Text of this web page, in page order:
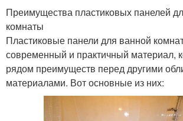
Преимущества пластиковых панелей
комнаты
Пластиковые панели для ванной
современный и практичный материал,
рядом преимуществ перед другими
материалами. Вот основные из них: